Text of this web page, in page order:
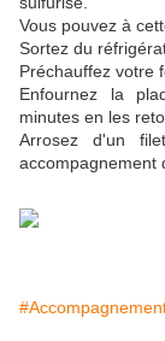
Vous pouvez à
Sortez du
Préchauffez votre
Enfournez la
minutes en les
Arrosez d'un
accompagnement